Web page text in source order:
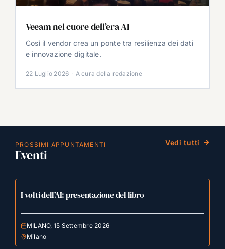
Veeam nel cuore dell’era AI
Così il vendor crea un ponte tra resilienza dei dati
e innovazione digitale.
22 Luglio 2026 · A cura della redazione
PROSSIMI APPUNTAMENTI
Eventi
Vedi tutti
I volti dell’AI: presentazione del libro
MILANO, 15 Settembre 2026
Milano